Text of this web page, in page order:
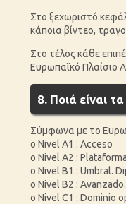
Στο ξεχωριστό
κάποια βίντεο,
Στο τέλος κάθε
Ευρωπαϊκό Πλαίσιο
8. Ποιά είναι
Σύμφωνα με το
o Nivel A1 : Acceso
o Nivel A2 : Plataforma
o Nivel B1 : Umbral.
o Nivel B2 :
o Nivel C1 : Dominio